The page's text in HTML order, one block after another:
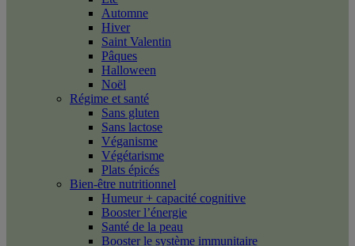
Automne
Hiver
Saint Valentin
Pâques
Halloween
Noël
Régime et santé
Sans gluten
Sans lactose
Véganisme
Végétarisme
Plats épicés
Bien-être nutritionnel
Humeur + capacité cognitive
Booster l’énergie
Santé de la peau
Booster le système immunitaire